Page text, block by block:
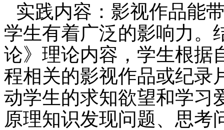
实践内容： 影视作品能
学生有着广泛的影响力。
论》理论内容，学生根据
程相关的影视作品或纪录
动学生的求知欲望和学习
原理知识发现问题、思考